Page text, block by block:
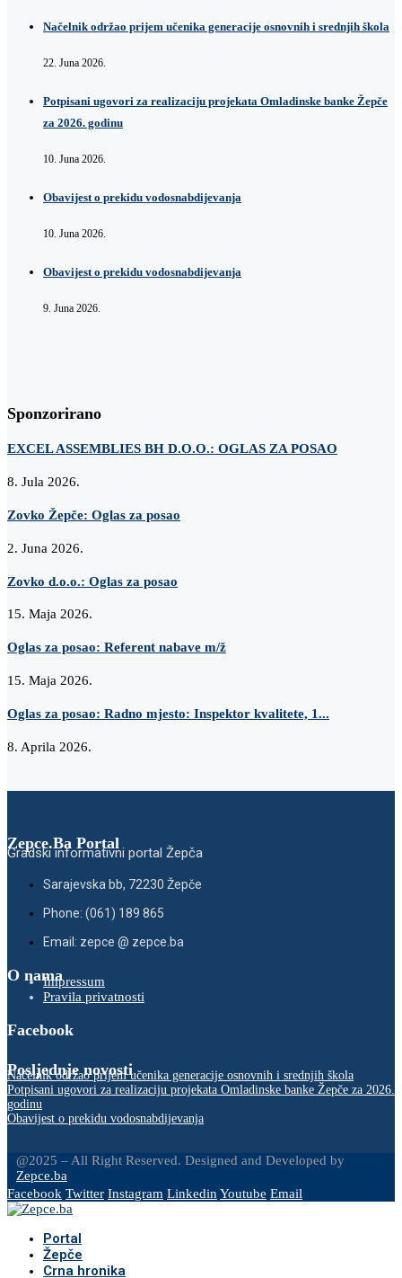
Načelnik održao prijem učenika generacije osnovnih i srednjih škola
22. Juna 2026.
Potpisani ugovori za realizaciju projekata Omladinske banke Žepče
za 2026. godinu
10. Juna 2026.
Obavijest o prekidu vodosnabdijevanja
10. Juna 2026.
Obavijest o prekidu vodosnabdijevanja
9. Juna 2026.
Sponzorirano
EXCEL ASSEMBLIES BH D.O.O.: OGLAS ZA POSAO
8. Jula 2026.
Zovko Žepče: Oglas za posao
2. Juna 2026.
Zovko d.o.o.: Oglas za posao
15. Maja 2026.
Oglas za posao: Referent nabave m/ž
15. Maja 2026.
Oglas za posao: Radno mjesto: Inspektor kvalitete, 1...
8. Aprila 2026.
Zepce.Ba Portal
Gradski informativni portal Žepča
Sarajevska bb, 72230 Žepče
Phone: (061) 189 865
Email: zepce @ zepce.ba
O namaImpressum
Pravila privatnosti
Facebook
Posljednje novosti
Načelnik održao prijem učenika generacije osnovnih i srednjih škola
Potpisani ugovori za realizaciju projekata Omladinske banke Žepče za 2026.
godinu
Obavijest o prekidu vodosnabdijevanja
@2025 – All Right Reserved. Designed and Developed by
Zepce.ba
Facebook Twitter Instagram LinkedinYoutube Email
Portal
Žepče
Crna hronika